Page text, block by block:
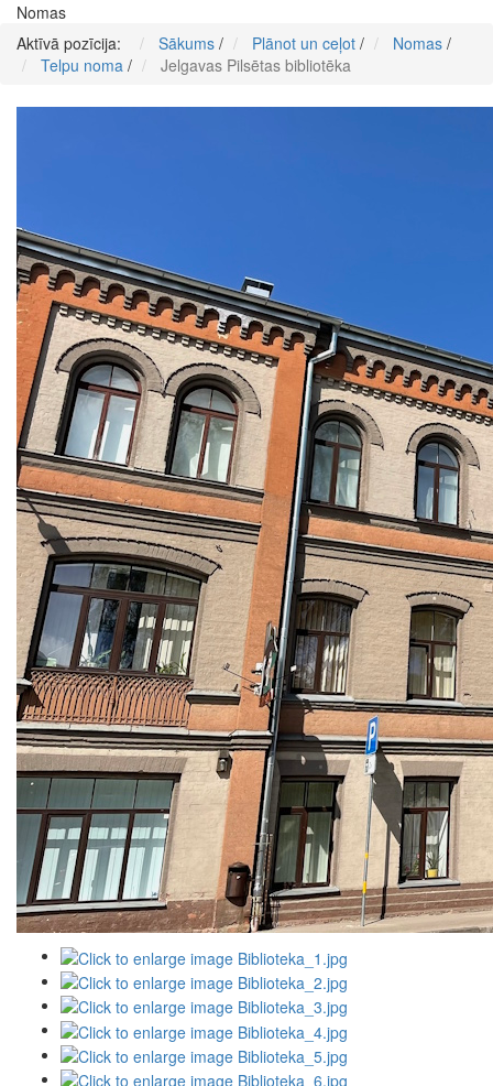
Nomas
Aktīvā pozīcija:
Sākums / Plānot un ceļot / Nomas /
Telpu noma / Jelgavas Pilsētas bibliotēka